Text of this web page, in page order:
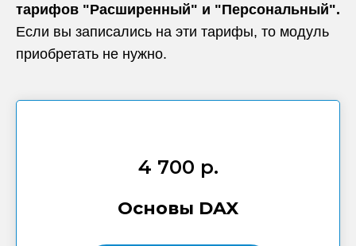
тарифов "Расширенный" и "Персональный".
Если вы записались на эти тарифы, то модуль
приобретать не нужно.
4 700 р.
Основы DAX